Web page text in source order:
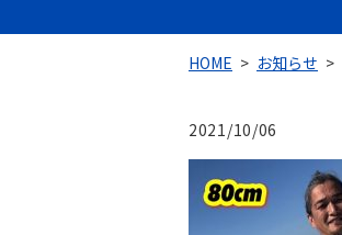
HOME お知らせ
2021/10/06